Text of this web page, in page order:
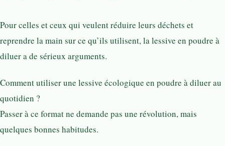
Pour celles et ceux qui veulent réduire leurs déchets et
reprendre la main sur ce qu’ils utilisent, la lessive en poudre à
diluer a de sérieux arguments.
Comment utiliser une lessive écologique en poudre à diluer au
quotidien ?
Passer à ce format ne demande pas une révolution, mais
quelques bonnes habitudes.